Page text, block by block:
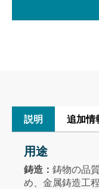
説明 追加情
用途
鋳造： 鋳物の品
め、金属鋳造工